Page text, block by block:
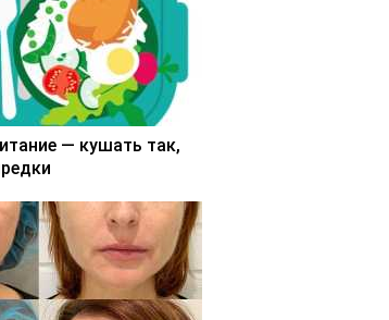
— кушать так,